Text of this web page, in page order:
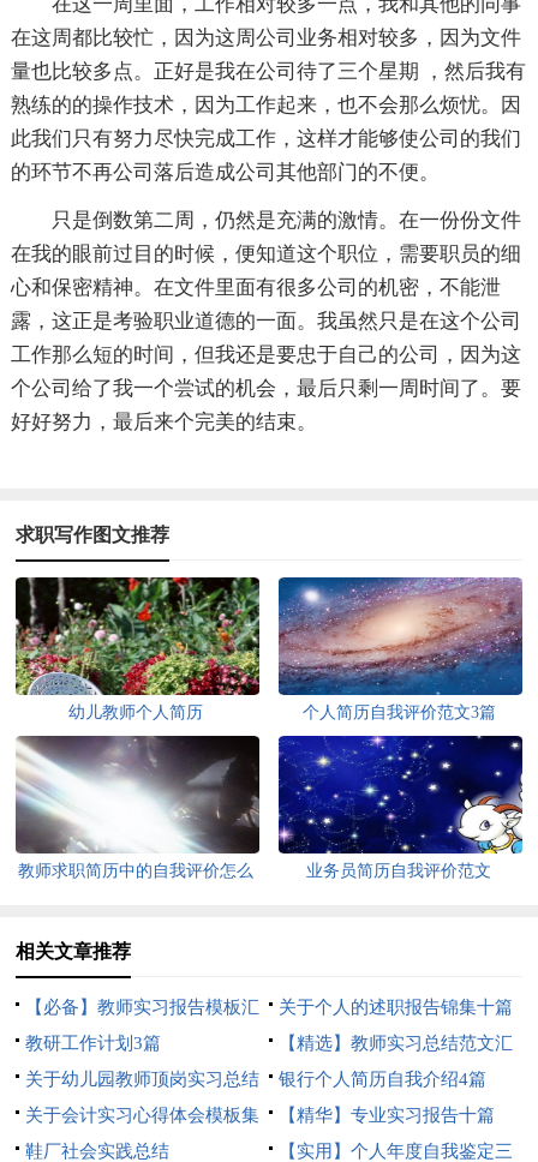
在这周都比较忙，因为这周公司业务相对较多，因为文件
量也比较多点。正好是我在公司待了三个星期 ，然后我有
熟练的的操作技术，因为工作起来，也不会那么烦忧。因
此我们只有努力尽快完成工作，这样才能够使公司的我们
的环节不再公司落后造成公司其他部门的不便。
只是倒数第二周，仍然是充满的激情。在一份份文件
在我的眼前过目的时候，便知道这个职位，需要职员的细
心和保密精神。在文件里面有很多公司的机密，不能泄
露，这正是考验职业道德的一面。我虽然只是在这个公司
工作那么短的时间，但我还是要忠于自己的公司，因为这
个公司给了我一个尝试的机会，最后只剩一周时间了。要
好好努力，最后来个完美的结束。
求职写作图文推荐
幼儿教师个人简历 个人简历自我评价范文3篇
教师求职简历中的自我评价怎么
业务员简历自我评价范文
相关文章推荐
【必备】教师实习报告模板汇
编八篇
关于个人的述职报告锦集十篇
教研工作计划3篇
【精选】教师实习总结范文汇
总9篇
关于幼儿园教师顶岗实习总结
3篇
银行个人简历自我介绍4篇
关于会计实习心得体会模板集
合九篇
【精华】专业实习报告十篇
鞋厂社会实践总结
【实用】个人年度自我鉴定三